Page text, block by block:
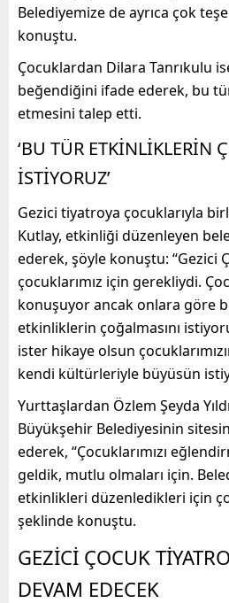
Belediyemize de ayrıca çok
konuştu.
Çocuklardan Dilara Tanrıkulu
beğendiğini ifade ederek, bu
etmesini talep etti.
‘BU TÜR ETKİNLİKLERİN
İSTİYORUZ’
Gezici tiyatroya çocuklarıyla
Kutlay, etkinliği düzenleyen
ederek, şöyle konuştu: “Gezici
çocuklarımız için gerekliydi.
konuşuyor ancak onlara göre
etkinliklerin çoğalmasını
ister hikaye olsun
kendi kültürleriyle büyüsün
Yurttaşlardan Özlem Şeyda
Büyükşehir Belediyesinin
ederek, “Çocuklarımızı
geldik, mutlu olmaları için.
etkinlikleri düzenledikleri için
şeklinde konuştu.
GEZİCİ ÇOCUK
DEVAM EDECEK